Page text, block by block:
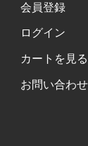
会員登録
ログイン
カートを見る
お問い合わせ